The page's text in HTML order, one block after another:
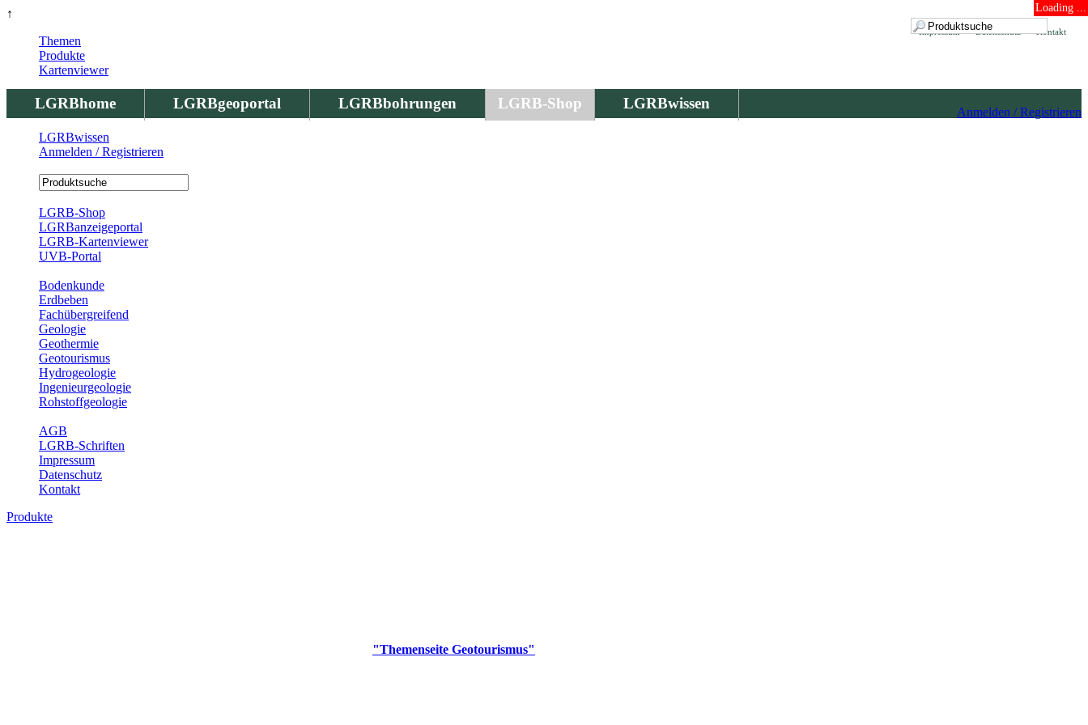
↑ Loading ...
Kontakt
Datenschutz
Impressum
LGRBhome LGRBgeoportal LGRBbohrungen LGRB-Shop LGRBwissen
Anmelden / Registrieren
Themen
Produkte
Kartenviewer
LGRBwissen
Anmelden / Registrieren
LGRB-Shop
LGRBanzeigeportal
LGRB-Kartenviewer
UVB-Portal
Bodenkunde
Erdbeben
Fachübergreifend
Geologie
Geothermie
Geotourismus
Hydrogeologie
Ingenieurgeologie
Rohstoffgeologie
AGB
LGRB-Schriften
Impressum
Datenschutz
Kontakt
Produkte
"Themenseite Geotourismus"